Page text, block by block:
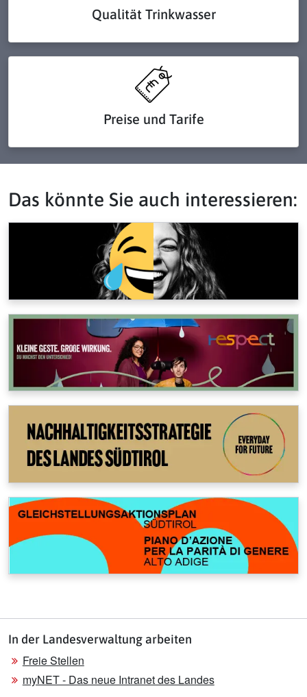
Qualität Trinkwasser
Preise und Tarife
Das könnte Sie auch interessieren:
In der Landesverwaltung arbeiten
Freie Stellen
myNET - Das neue Intranet des Landes